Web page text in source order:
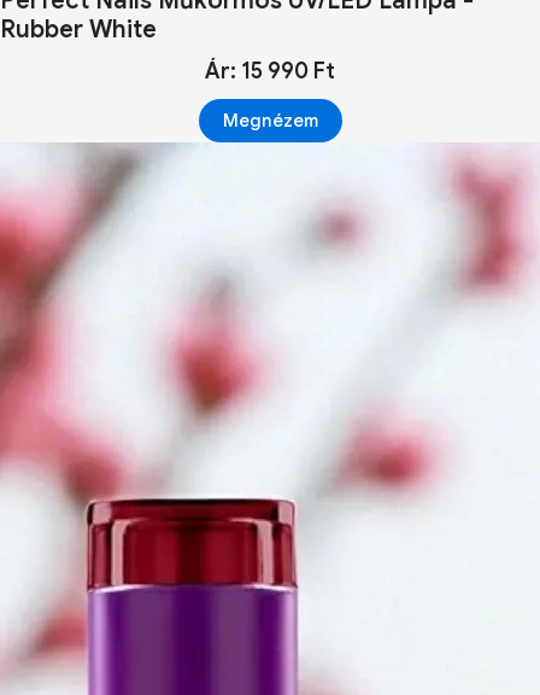
Rubber White
Ár: 15 990 Ft
Megnézem